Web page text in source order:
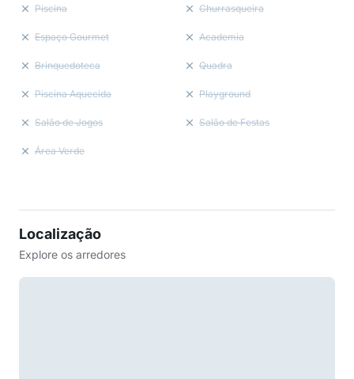
Piscina Churrasqueira
Espaço Gourmet Academia
Brinquedoteca Quadra
Piscina Aquecida Playground
Salão de Jogos Salão de Festas
Área Verde
Localização
Explore os arredores